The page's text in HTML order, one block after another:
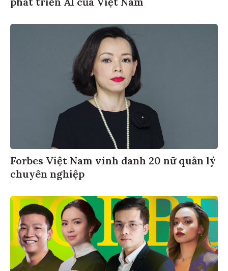
Forbes Việt Nam vinh danh 20 nữ quản lý
chuyên nghiệp